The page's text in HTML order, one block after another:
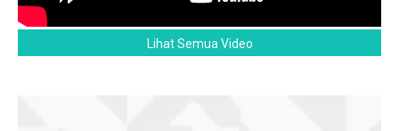
Lihat Semua Video